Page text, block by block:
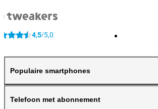
4,5/5,0
Populaire smartphones
Telefoon met abonnement